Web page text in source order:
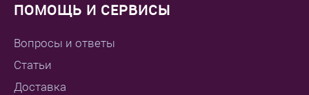
ПОМОЩЬ И СЕРВИСЫ
Вопросы и ответы
Статьи
Доставка